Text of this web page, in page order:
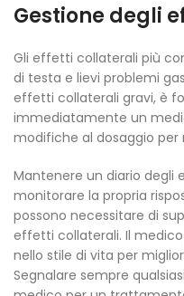
Gestione degli
Gli effetti collaterali più
di testa e lievi problemi
effetti collaterali gravi, è
immediatamente un
modifiche al dosaggio
Mantenere un diario degli
monitorare la propria
possono necessitare di
effetti collaterali. Il
nello stile di vita per
Segnalare sempre